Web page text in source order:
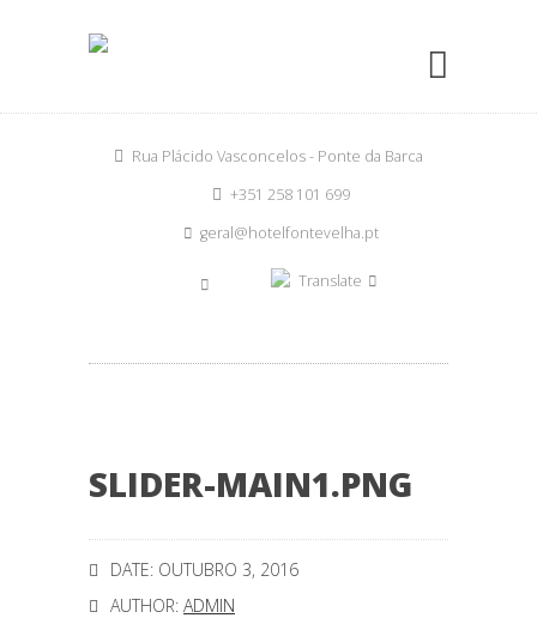
Rua Plácido Vasconcelos - Ponte da Barca
+351 258 101 699
geral@hotelfontevelha.pt
Translate
SLIDER-MAIN1.PNG
DATE: OUTUBRO 3, 2016
AUTHOR: ADMIN